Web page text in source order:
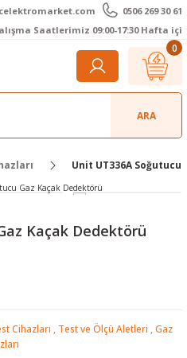
0506 269 30 61
Saatlerimiz 09:00-17:30 Hafta içi
ARA
0
Unit UT336A
Kaçak Dedektörü
Cihazları Test ve Ölçü Aletleri
Gaz